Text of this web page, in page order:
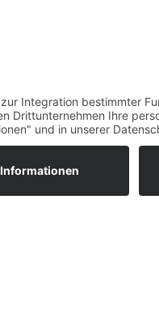
Sie hierzu gerne